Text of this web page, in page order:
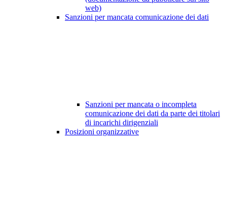
web)
Sanzioni per mancata comunicazione dei dati
Sanzioni per mancata o incompleta
comunicazione dei dati da parte dei titolari
di incarichi dirigenziali
Posizioni organizzative